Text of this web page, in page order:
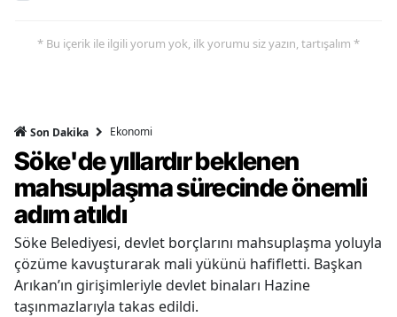
* Bu içerik ile ilgili yorum yok, ilk yorumu siz yazın, tartışalım *
Son Dakika Ekonomi
Söke'de yıllardır beklenen
mahsuplaşma sürecinde önemli
adım atıldı
Söke Belediyesi, devlet borçlarını mahsuplaşma yoluyla
çözüme kavuşturarak mali yükünü hafifletti. Başkan
Arıkan’ın girişimleriyle devlet binaları Hazine
taşınmazlarıyla takas edildi.